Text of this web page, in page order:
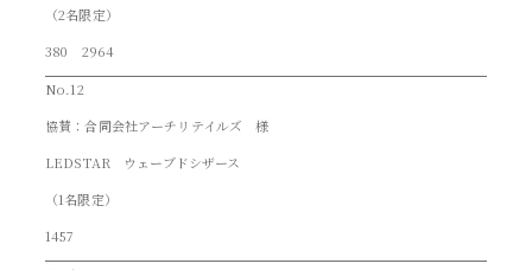
（2名限定）
380 2964
No.12
協賛：合同会社アーチリテイルズ 様
LEDSTAR ウェーブドシザース
（1名限定）
1457